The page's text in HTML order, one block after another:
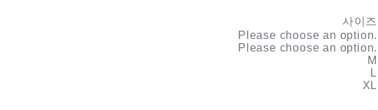
사이즈
Please choose an option.
Please choose an option.
M
L
XL